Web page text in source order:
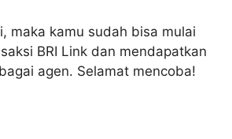
maka kamu sudah bisa mulai
BRI Link dan mendapatkan
agen. Selamat mencoba!